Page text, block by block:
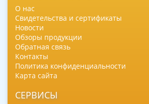
О нас
Свидетельства и сертификаты
Новости
Обзоры продукции
Обратная связь
Контакты
Политика конфиденциальности
Карта сайта
СЕРВИСЫ